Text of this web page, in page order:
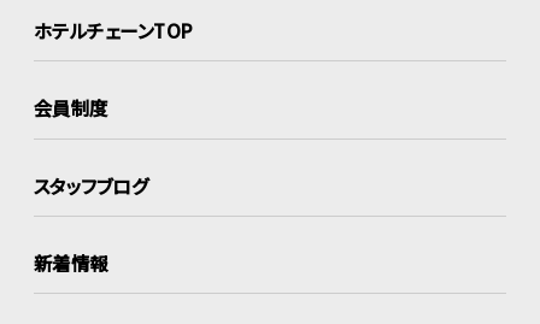
ホテルチェーンTOP
会員制度
スタッフブログ
新着情報